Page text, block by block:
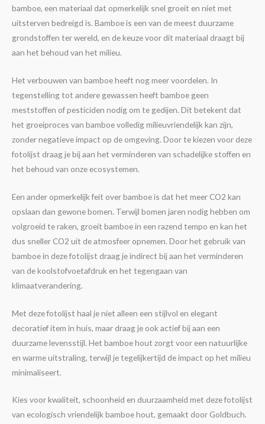
bamboe, een materiaal dat opmerkelijk snel groeit en niet met
uitsterven bedreigd is. Bamboe is een van de meest duurzame
grondstoffen ter wereld, en de keuze voor dit materiaal draagt bij
aan het behoud van het milieu.
Het verbouwen van bamboe heeft nog meer voordelen. In
tegenstelling tot andere gewassen heeft bamboe geen
meststoffen of pesticiden nodig om te gedijen. Dit betekent dat
het groeiproces van bamboe volledig milieuvriendelijk kan zijn,
zonder negatieve impact op de omgeving. Door te kiezen voor deze
fotolijst draag je bij aan het verminderen van schadelijke stoffen en
het behoud van onze ecosystemen.
Een ander opmerkelijk feit over bamboe is dat het meer CO2 kan
opslaan dan gewone bomen. Terwijl bomen jaren nodig hebben om
volgroeid te raken, groeit bamboe in een razend tempo en kan het
dus sneller CO2 uit de atmosfeer opnemen. Door het gebruik van
bamboe in deze fotolijst draag je indirect bij aan het verminderen
van de koolstofvoetafdruk en het tegengaan van
klimaatverandering.
Met deze fotolijst haal je niet alleen een stijlvol en elegant
decoratief item in huis, maar draag je ook actief bij aan een
duurzame levensstijl. Het bamboe hout zorgt voor een natuurlijke
en warme uitstraling, terwijl je tegelijkertijd de impact op het milieu
minimaliseert.
Kies voor kwaliteit, schoonheid en duurzaamheid met deze fotolijst
van ecologisch vriendelijk bamboe hout, gemaakt door Goldbuch.